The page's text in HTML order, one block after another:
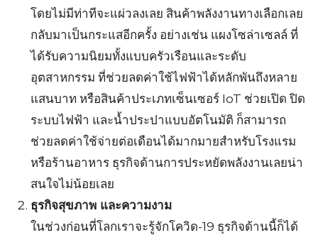
โดยไม่มีท่าทีจะแผ่วลงเลย สินค้าพลังงานทางเลือกเลย
กลับมาเป็นกระแสอีกครั้ง อย่างเช่น แผงโซล่าเซลล์ ที่
ได้รับความนิยมทั้งแบบครัวเรือนและระดับ
อุตสาหกรรม ที่ช่วยลดค่าใช้ไฟฟ้าได้หลักพันถึงหลาย
แสนบาท หรือสินค้าประเภทเซ็นเซอร์ IoT ช่วยเปิด ปิด
ระบบไฟฟ้า และน้ำประปาแบบอัตโนมัติ ก็สามารถ
ช่วยลดค่าใช้จ่ายต่อเดือนได้มากมายสำหรับโรงแรม
หรือร้านอาหาร ธุรกิจด้านการประหยัดพลังงานเลยน่า
สนใจไม่น้อยเลย
ธุรกิจสุขภาพ และความงาม
ในช่วงก่อนที่โลกเราจะรู้จักโควิด-19 ธุรกิจด้านนี้ก็ได้